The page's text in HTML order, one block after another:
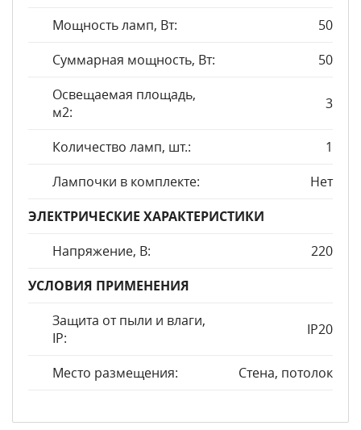
Мощность ламп, Вт:
50
Суммарная мощность, Вт:
50
Освещаемая площадь,
м2:
3
Количество ламп, шт.:
1
Лампочки в комплекте:
Нет
ЭЛЕКТРИЧЕСКИЕ ХАРАКТЕРИСТИКИ
Напряжение, В:
220
УСЛОВИЯ ПРИМЕНЕНИЯ
Защита от пыли и влаги,
IP:
IP20
Место размещения: Стена, потолок